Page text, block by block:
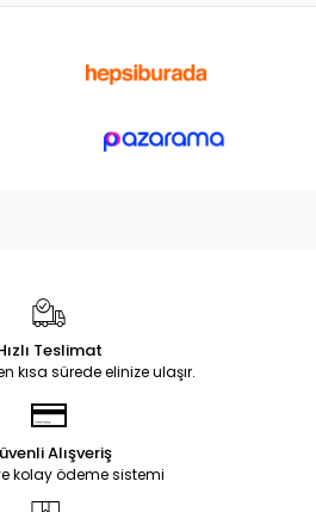
Teslimat
kısa sürede elinize ulaşır.
Alışveriş
kolay ödeme sistemi